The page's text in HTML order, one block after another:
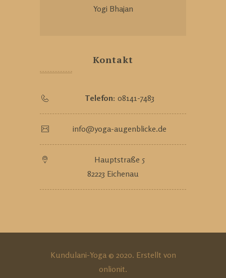
Yogi Bhajan
Kontakt
Telefon: 08141-7483
info@yoga-augenblicke.de
Hauptstraße 5
82223 Eichenau
Kundulani-Yoga © 2020. Erstellt von
onlionit.